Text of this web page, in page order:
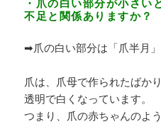
・爪の白い部分が小さい
不足と関係ありますか？
➡爪の白い部分は「爪半月」
爪は、爪母で作られたばか
透明で白くなっています。
つまり、爪の赤ちゃんのよ